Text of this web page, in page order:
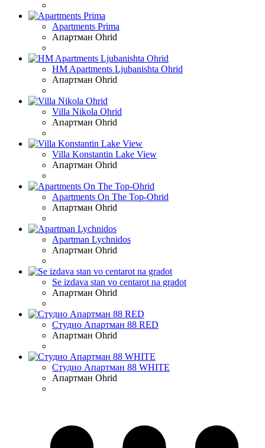
Apartments Prima
Апартман Ohrid
HM Apartments Ljubanishta Ohrid
Апартман Ohrid
Villa Nikola Ohrid
Апартман Ohrid
Villa Konstantin Lake View
Апартман Ohrid
Apartments On The Top-Ohrid
Апартман Ohrid
Apartman Lychnidos
Апартман Ohrid
Se izdava stan vo centarot na gradot
Апартман Ohrid
Студио Апартман 88 RED
Апартман Ohrid
Студио Апартман 88 WHITE
Апартман Ohrid